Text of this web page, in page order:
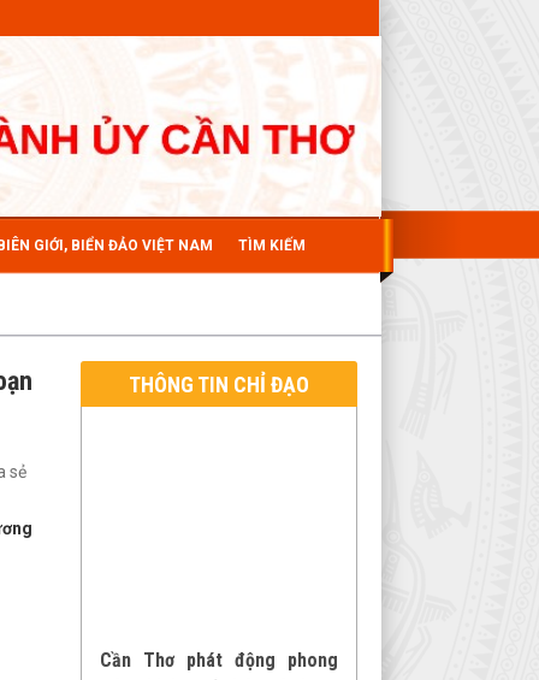
BIÊN GIỚI, BIỂN ĐẢO VIỆT NAM TÌM KIẾM
sẻ
THÔNG TIN CHỈ ĐẠO
trào thi đua tổ chức các hoạt